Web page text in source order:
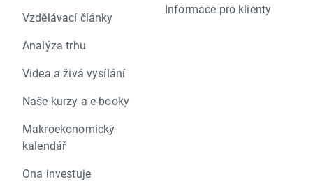
Vzdělávací články
Analýza trhu
Videa a živá vysílání
Naše kurzy a e-booky
Makroekonomický
kalendář
Ona investuje
Informace pro klienty